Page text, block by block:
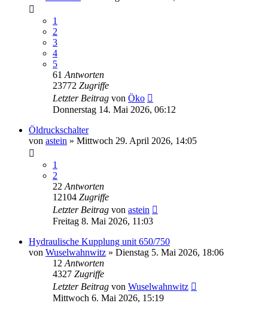
1
2
3
4
5
61 Antworten
23772 Zugriffe
Letzter Beitrag von Öko
Donnerstag 14. Mai 2026, 06:12
Öldruckschalter
von astein » Mittwoch 29. April 2026, 14:05
1
2
22 Antworten
12104 Zugriffe
Letzter Beitrag von astein
Freitag 8. Mai 2026, 11:03
Hydraulische Kupplung unit 650/750
von Wuselwahnwitz » Dienstag 5. Mai 2026, 18:06
12 Antworten
4327 Zugriffe
Letzter Beitrag von Wuselwahnwitz
Mittwoch 6. Mai 2026, 15:19